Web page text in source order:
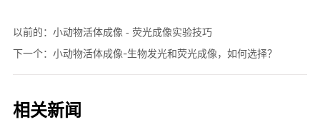
以前的：小动物活体成像 - 荧光成像实验技巧
下一个：小动物活体成像-生物发光和荧光成像，如何选择？
相关新闻